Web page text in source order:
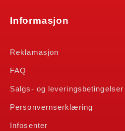
Informasjon
Reklamasjon
FAQ
Salgs- og leveringsbetingelser
Personvernserklæring
Infosenter